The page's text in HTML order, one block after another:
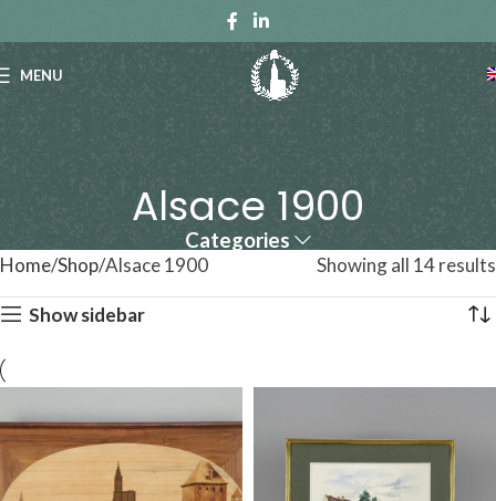
MENU
Alsace 1900
Categories
Home Shop Alsace 1900 Showing all 14 results
Show sidebar